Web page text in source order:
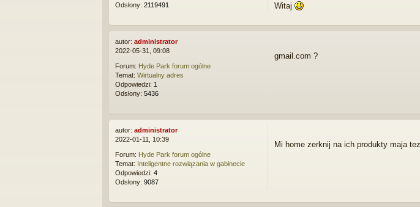
Odsłony: 2119491 Witaj
autor: administrator
2022-05-31, 09:08
Forum: Hyde Park forum ogólne
Temat: Wirtualny adres
Odpowiedzi: 1
Odsłony: 5436
gmail.com ?
autor: administrator
2022-01-11, 10:39
Forum: Hyde Park forum ogólne
Temat: Inteligentne rozwiązania w gabinecie
Odpowiedzi: 4
Odsłony: 9087
Mi home zerknij na ich produkty maja